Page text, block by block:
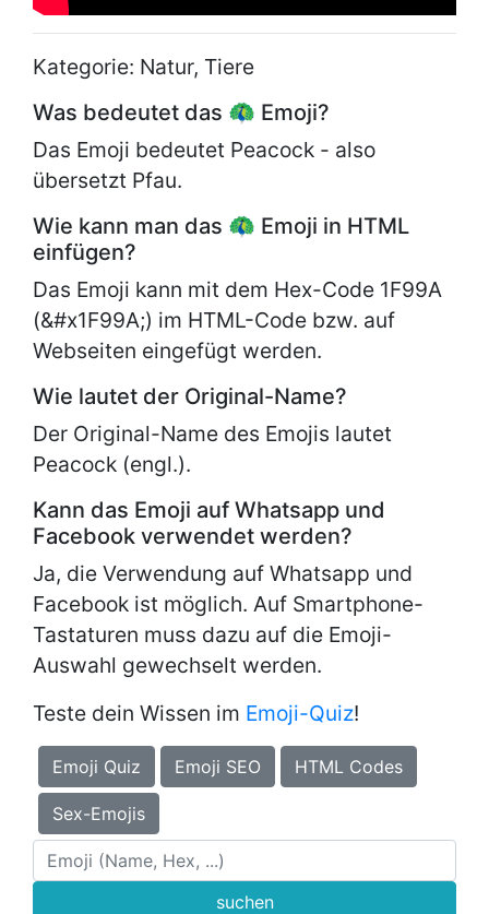
Kategorie: Natur, Tiere
Was bedeutet das 🦚 Emoji?
Das Emoji bedeutet Peacock - also
übersetzt Pfau.
Wie kann man das 🦚 Emoji in HTML
einfügen?
Das Emoji kann mit dem Hex-Code 1F99A
(&#x1F99A;) im HTML-Code bzw. auf
Webseiten eingefügt werden.
Wie lautet der Original-Name?
Der Original-Name des Emojis lautet
Peacock (engl.).
Kann das Emoji auf Whatsapp und
Facebook verwendet werden?
Ja, die Verwendung auf Whatsapp und
Facebook ist möglich. Auf Smartphone-
Tastaturen muss dazu auf die Emoji-
Auswahl gewechselt werden.
Teste dein Wissen im Emoji-Quiz!
Emoji Quiz Emoji SEO HTML Codes
Sex-Emojis
suchen